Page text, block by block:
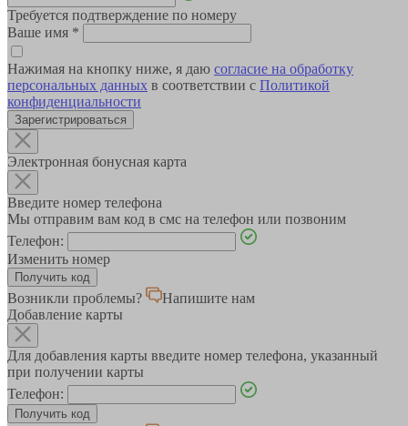
Требуется подтверждение по номеру
Ваше имя *
Нажимая на кнопку ниже, я даю согласие на обработку
персональных данных в соответствии с Политикой
конфиденциальности
Зарегистрироваться
Электронная бонусная карта
Введите номер телефона
Мы отправим вам код в смс на телефон или позвоним
Телефон:
Изменить номер
Возникли проблемы?
Напишите нам
Добавление карты
Для добавления карты введите номер телефона, указанный
при получении карты
Телефон: